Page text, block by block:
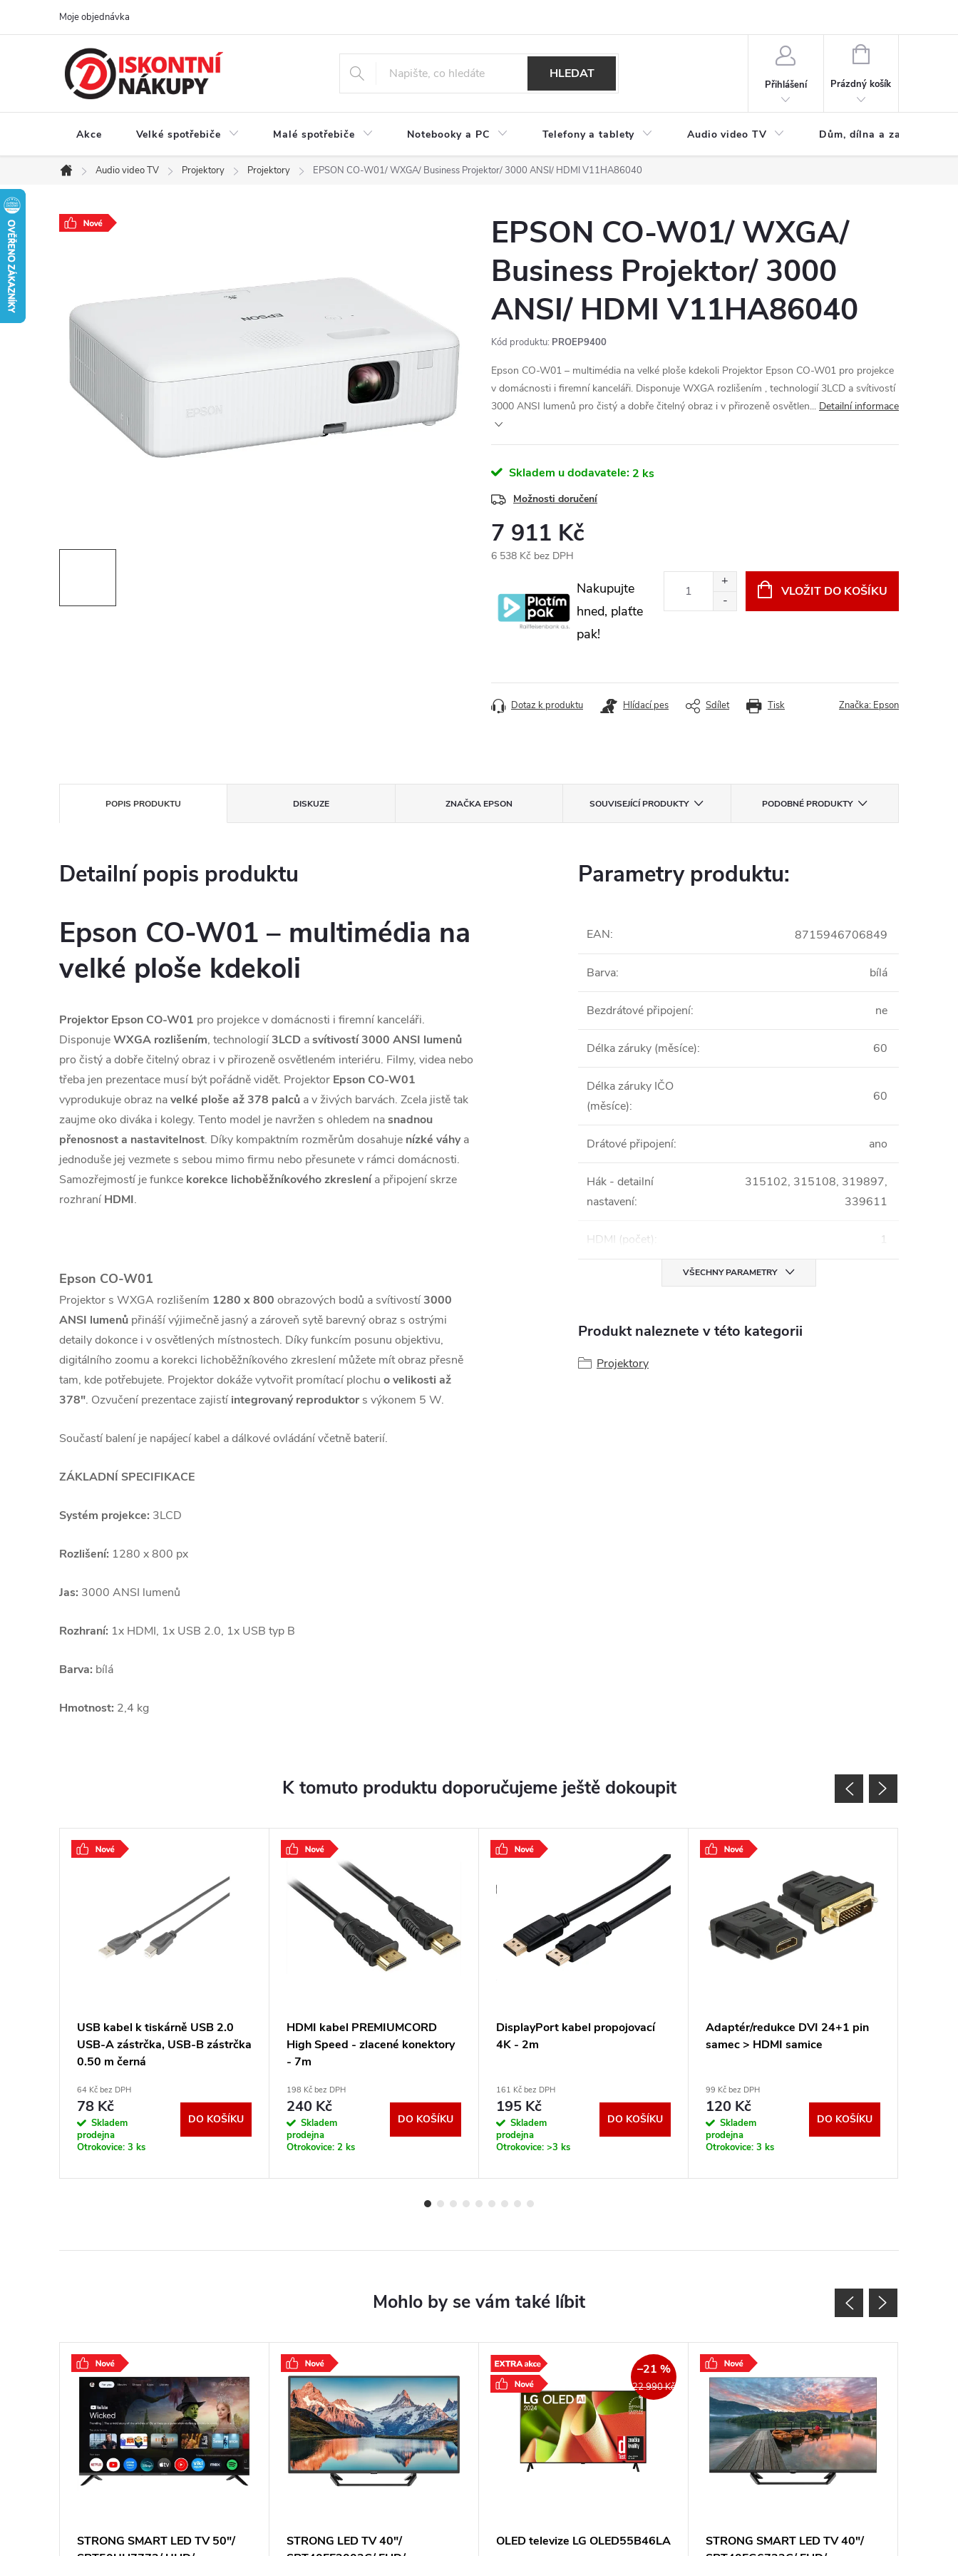
Moje objednávka
HLEDAT
Přihlášení
NÁKUPNÍ
Prázdný košík
Akce Velké spotřebiče Malé spotřebiče Notebooky a PC Telefony a tablety Audio video TV Dům, dílna a zahrada
Domů
Audio video TV Projektory Projektory EPSON CO-W01/ WXGA/ Business Projektor/ 3000 ANSI/ HDMI V11HA86040
EPSON CO-W01/ WXGA/
Business Projektor/ 3000
ANSI/ HDMI V11HA86040
Kód produktu: PROEP9400
Epson CO-W01 – multimédia na velké ploše kdekoli Projektor Epson CO-W01 pro projekce
v domácnosti i firemní kanceláři. Disponuje WXGA rozlišením , technologií 3LCD a svítivostí
3000 ANSI lumenů pro čistý a dobře čitelný obraz i v přirozeně osvětlen... Detailní informace
Skladem u dodavatele: 2 ks
Možnosti doručení
7 911 Kč
6 538 Kč bez DPH
Nakupujte
hned, plaťte
pak!
VLOŽIT DO KOŠÍKU
Tisk
Dotaz k produktu Hlídací pes Sdílet Značka: Epson
POPIS PRODUKTU DISKUZE ZNAČKA EPSON SOUVISEJÍCÍ PRODUKTY PODOBNÉ PRODUKTY
Detailní popis produktu
Epson CO-W01 – multimédia na
velké ploše kdekoli
Projektor Epson CO-W01 pro projekce v domácnosti i firemní kanceláři.
DisponujeWXGA rozlišením, technologií3LCD asvítivostí 3000 ANSI lumenů
pro čistý a dobře čitelný obraz i v přirozeně osvětleném interiéru. Filmy, videa nebo
třeba jen prezentace musí být pořádně vidět. Projektor Epson CO-W01
vyprodukuje obraz navelké ploše až 378 palců a v živých barvách. Zcela jistě tak
zaujme oko diváka i kolegy. Tento model je navržen s ohledem nasnadnou
přenosnost a nastavitelnost. Díky kompaktním rozměrům dosahuje nízké váhya
jednoduše jej vezmete s sebou mimo firmu nebo přesunete v rámci domácnosti.
Samozřejmostí je funkce korekce lichoběžníkového zkreslenía připojení skrze
rozhraní HDMI.
Epson CO-W01
Projektor s WXGA rozlišením 1280 x 800 obrazových bodů a svítivostí3000
ANSI lumenů přináší výjimečně jasný a zároveň sytě barevný obraz s ostrými
detaily dokonce i v osvětlených místnostech. Díky funkcím posunu objektivu,
digitálního zoomu a korekci lichoběžníkového zkreslení můžete mít obraz přesně
tam, kde potřebujete. Projektor dokáže vytvořit promítací plochu o velikosti až
378". Ozvučení prezentace zajistí integrovaný reproduktor s výkonem 5 W.
Součastí balení je napájecí kabel a dálkové ovládání včetně baterií.
ZÁKLADNÍ SPECIFIKACE
Systém projekce: 3LCD
Rozlišení: 1280 x 800 px
Jas: 3000 ANSI lumenů
Rozhraní: 1x HDMI, 1x USB 2.0, 1x USB typ B
Barva: bílá
Hmotnost: 2,4 kg
Parametry produktu:
EAN: 8715946706849
Barva: bílá
Bezdrátové připojení: ne
Délka záruky (měsíce): 60
Délka záruky IČO
(měsíce):
60
Drátové připojení: ano
Hák - detailní
nastavení:
315102, 315108, 319897,
339611
HDMI (počet): 1
VŠECHNY PARAMETRY
Produkt naleznete v této kategorii
Projektory
K tomuto produktu doporučujeme ještě dokoupit
USB kabel k tiskárně USB 2.0
USB-A zástrčka, USB-B zástrčka
0.50 m černá
64 Kč bez DPH
78 Kč
Skladem
prodejna
Otrokovice: 3 ks
DO KOŠÍKU
HDMI kabel PREMIUMCORD
High Speed - zlacené konektory
- 7m
198 Kč bez DPH
240 Kč
Skladem
prodejna
Otrokovice: 2 ks
DO KOŠÍKU
DisplayPort kabel propojovací
4K - 2m
161 Kč bez DPH
195 Kč
Skladem
prodejna
Otrokovice: >3 ks
DO KOŠÍKU
Adaptér/redukce DVI 24+1 pin
samec > HDMI samice
99 Kč bez DPH
120 Kč
Skladem
prodejna
Otrokovice: 3 ks
DO KOŠÍKU
STRONG SMART LED TV 50"/
STRONG LED TV 40"/
22 990 Kč
–21 %
OLED televize LG OLED55B46LA
STRONG SMART LED TV 40"/